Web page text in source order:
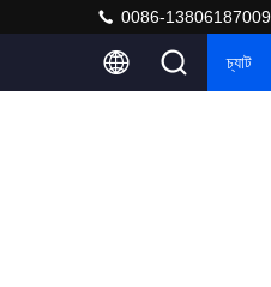
0086-13806187009
চ্যাট